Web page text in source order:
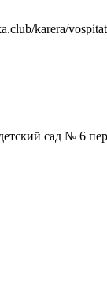
karera/
сад № 6